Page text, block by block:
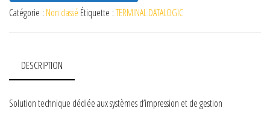
Catégorie : Non classé Étiquette :TERMINAL DATALOGIC
DESCRIPTION
Solution technique dédiée aux systèmes d’impression et de gestion